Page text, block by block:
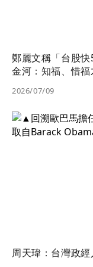
鄭麗文稱「台股
金河：知福、惜
2026/07/09
周天瑋：台灣政